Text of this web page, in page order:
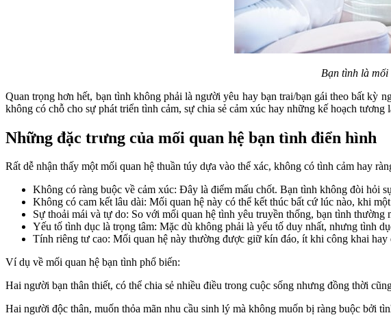
Bạn tình là mối
Quan trọng hơn hết, bạn tình không phải là người yêu hay bạn trai/bạn gái theo bất kỳ
không có chỗ cho sự phát triển tình cảm, sự chia sẻ cảm xúc hay những kế hoạch
Những đặc trưng của mối quan hệ bạn tình điển hình
Rất dễ nhận thấy một mối quan hệ thuần túy dựa vào thể xác, không có tình cảm hay
Không có ràng buộc về cảm xúc: Đây là điểm mấu chốt. Bạn tình không đòi hỏi
Không có cam kết lâu dài: Mối quan hệ này có thể kết thúc bất cứ lúc nào, khi
Sự thoải mái và tự do: So với mối quan hệ tình yêu truyền thống, bạn tình
Yếu tố tình dục là trọng tâm: Mặc dù không phải là yếu tố duy nhất, nhưng tình
Tính riêng tư cao: Mối quan hệ này thường được giữ kín đáo, ít khi công khai hay
Ví dụ về mối quan hệ bạn tình phổ biến:
Hai người bạn thân thiết, có thể chia sẻ nhiều điều trong cuộc sống nhưng đồng thời
Hai người độc thân, muốn thỏa mãn nhu cầu sinh lý mà không muốn bị ràng buộc bởi